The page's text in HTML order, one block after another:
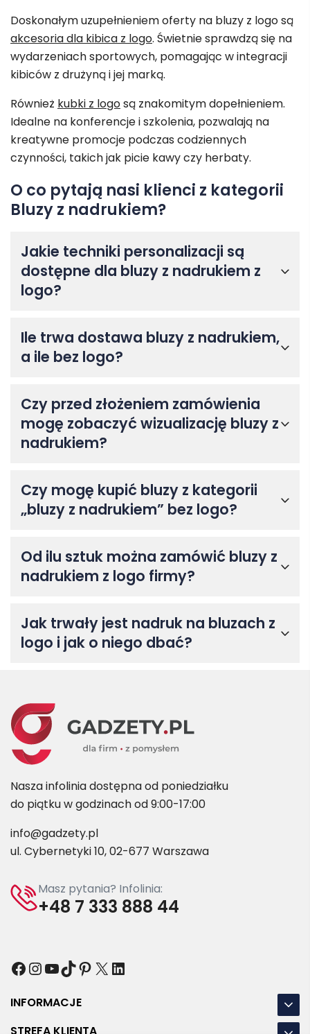
Doskonałym uzupełnieniem oferty na bluzy z logo są
akcesoria dla kibica z logo. Świetnie sprawdzą się na
wydarzeniach sportowych, pomagając w integracji
kibiców z drużyną i jej marką.
Również kubki z logosą znakomitym dopełnieniem.
Idealne na konferencje i szkolenia, pozwalają na
kreatywne promocje podczas codziennych
czynności, takich jak picie kawy czy herbaty.
O co pytają nasi klienci z kategorii
Bluzy z nadrukiem?
Jakie techniki personalizacji są
dostępne dla bluzy z nadrukiem z
logo?
Ile trwa dostawa bluzy z nadrukiem,
a ile bez logo?
Czy przed złożeniem zamówienia
mogę zobaczyć wizualizację bluzy z
nadrukiem?
Czy mogę kupić bluzy z kategorii
„bluzy z nadrukiem” bez logo?
Od ilu sztuk można zamówić bluzy z
nadrukiem z logo firmy?
Jak trwały jest nadruk na bluzach z
logo i jak o niego dbać?
Nasza infolinia dostępna od poniedziałku
do piątku w godzinach od 9:00-17:00
info@gadzety.pl
ul. Cybernetyki 10, 02-677 Warszawa
Masz pytania? Infolinia:
+48 7 333 888 44
Facebook
Instagram
YouTube
TikTok
Pinterest
X LinkedIn
INFORMACJE
STREFA KLIENTA